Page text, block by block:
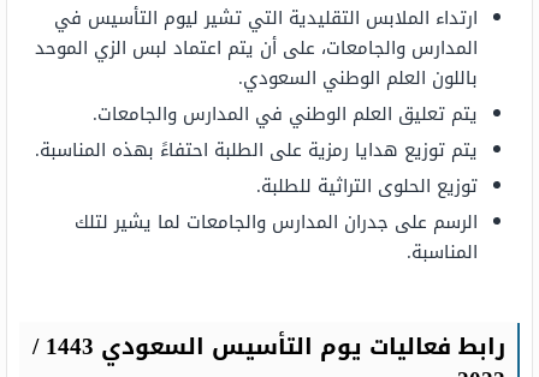
ارتداء الملابس التقليدية التي تشير ليوم التأسيس في
المدارس والجامعات، على أن يتم اعتماد لبس الزي الموحد
باللون العلم الوطني السعودي.
يتم تعليق العلم الوطني في المدارس والجامعات.
يتم توزيع هدايا رمزية على الطلبة احتفاءً بهذه المناسبة.
توزيع الحلوى التراثية للطلبة.
الرسم على جدران المدارس والجامعات لما يشير لتلك
المناسبة.
رابط فعاليات يوم التأسيس السعودي 1443 /